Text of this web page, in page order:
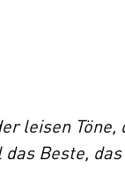
leisen
das Beste,